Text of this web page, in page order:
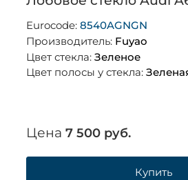
Eurocode: 8540AGNGN
Производитель: Fuyao
Цвет стекла: Зеленое
Цвет полосы у стекла:
Цена 7 500 руб.
Купить